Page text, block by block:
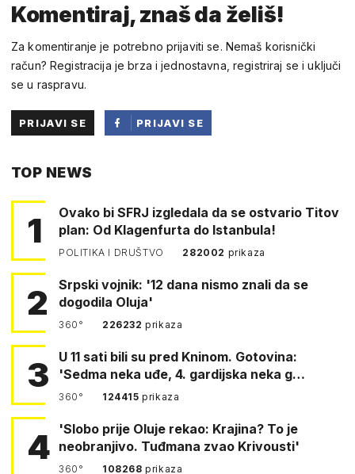
Komentiraj, znaš da želiš!
Za komentiranje je potrebno prijaviti se. Nemaš korisnički
račun? Registracija je brza i jednostavna, registriraj se i uključi
se u raspravu.
PRIJAVI SE
PRIJAVI SE
TOP NEWS
1
Ovako bi SFRJ izgledala da se ostvario Titov
plan: Od Klagenfurta do Istanbula!
POLITIKA I DRUŠTVO 282002 prikaza
2
Srpski vojnik: '12 dana nismo znali da se
dogodila Oluja'
360° 226232prikaza
3
U 11 sati bili su pred Kninom. Gotovina:
'Sedma neka uđe, 4. gardijska neka g…
360° 124415prikaza
4
'Slobo prije Oluje rekao: Krajina? To je
neobranjivo. Tuđmana zvao Krivousti'
360° 108268prikaza